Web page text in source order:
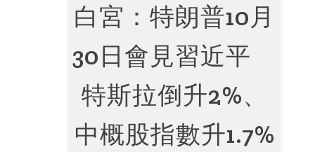
白宮：特朗普10月
30日會見習近平
特斯拉倒升2%、
中概股指數升1.7%